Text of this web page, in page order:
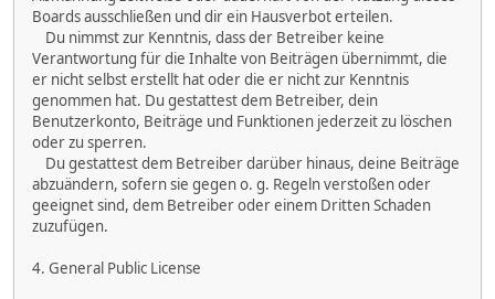
Boards ausschließen und dir ein Hausverbot erteilen.
Du nimmst zur Kenntnis, dass der Betreiber keine
Verantwortung für die Inhalte von Beiträgen übernimmt, die
er nicht selbst erstellt hat oder die er nicht zur Kenntnis
genommen hat. Du gestattest dem Betreiber, dein
Benutzerkonto, Beiträge und Funktionen jederzeit zu löschen
oder zu sperren.
Du gestattest dem Betreiber darüber hinaus, deine Beiträge
abzuändern, sofern sie gegen o. g. Regeln verstoßen oder
geeignet sind, dem Betreiber oder einem Dritten Schaden
zuzufügen.
4. General Public License